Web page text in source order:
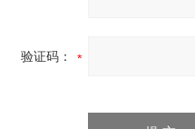
验证码：